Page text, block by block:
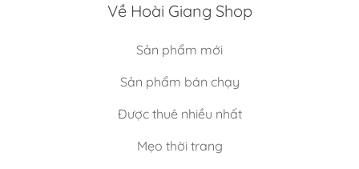
Về Hoài Giang Shop
Sản phẩm mới
Sản phẩm bán chạy
Được thuê nhiều nhất
Mẹo thời trang